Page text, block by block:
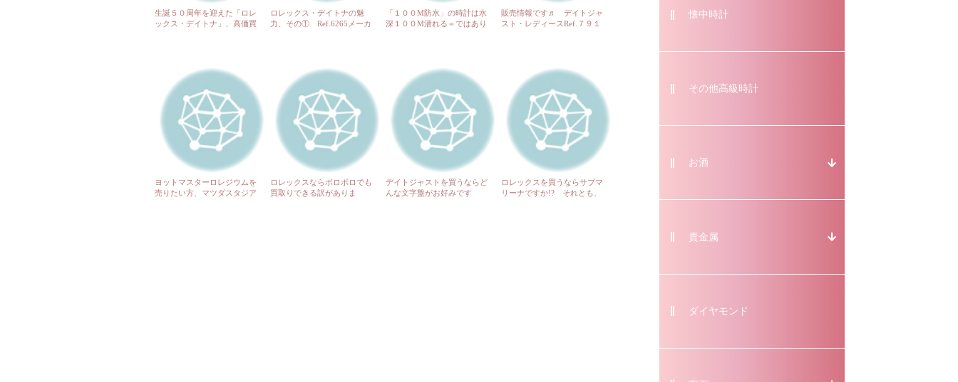
生誕５０周年を迎えた「ロレ
ックス・デイトナ」、高価買
ロレックス・デイトナの魅
力、その① Ref.6265メーカ
「１００M防水」の時計は水
深１００M潜れる＝ではあり
販売情報です♬ デイトジャ
スト・レディースRef.７９１
ヨットマスターロレジウムを
売りたい方、マツダスタジア
ロレックスならボロボロでも
買取りできる訳がありま
デイトジャストを買うならど
んな文字盤がお好みです
ロレックスを買うならサブマ
リーナですか!? それとも、
懐中時計
その他高級時計
お酒
貴金属
ダイヤモンド